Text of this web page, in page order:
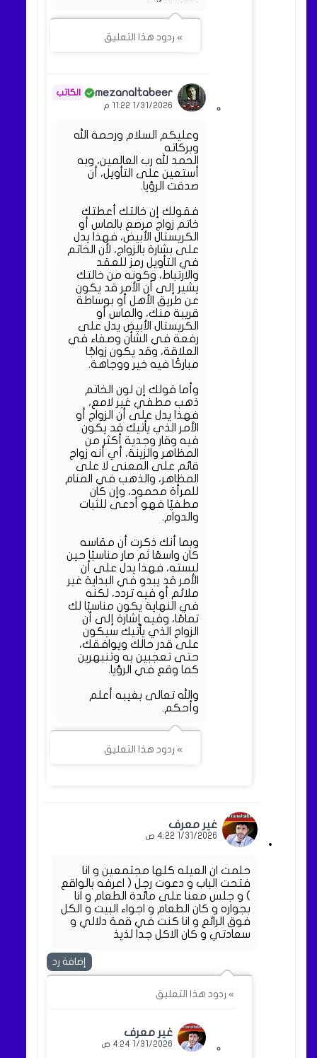
» ردود هذا التعليق
mezanaltabeer
1/31/2026 11:22 م
وعليكم السلام ورحمة الله
وبركاته
الحمد لله رب العالمين، وبه
أستعين على التأويل، أن
صدقت الرؤيا.
فقولك إن خالتك أعطتك
خاتم زواج مرصع بالماس أو
الكريستال الأبيض، فهذا يدل
على بشارة بالزواج، لأن الخاتم
في التأويل رمز للعقد
والارتباط، وكونه من خالتك
يشير إلى أن الأمر قد يكون
عن طريق الأهل أو بوساطة
قريبة منك، والماس أو
الكريستال الأبيض يدل على
رفعة في الشأن وصفاء في
العلاقة، وقد يكون زواجًا
مباركًا فيه خير ووجاهة.
وأما قولك إن لون الخاتم
ذهب مطفي غير لامع،
فهذا يدل على أن الزواج أو
الأمر الذي يأتيك قد يكون
فيه وقار وجدية أكثر من
المظاهر والزينة، أي أنه زواج
قائم على المعنى لا على
المظاهر، والذهب في المنام
للمرأة محمود، وإن كان
مطفيًا فهو أدعى للثبات
والدوام.
وبما أنك ذكرت أن مقاسه
كان واسعًا ثم صار مناسبًا حين
لبسته، فهذا يدل على أن
الأمر قد يبدو في البداية غير
ملائم أو فيه تردد، لكنه
في النهاية يكون مناسبًا لك
تمامًا، وفيه إشارة إلى أن
الزواج الذي يأتيك سيكون
على قدر حالك ويوافقك،
حتى تعجبين به وتنبهرين
كما وقع في الرؤيا.
والله تعالى بغيبه أعلم
وأحكم.
» ردود هذا التعليق
غير معرف
1/31/2026 4:22 ص
حلمت ان العيله كلها مجتمعين و انا
فتحت الباب و دعوت رجل ( اعرفه بالواقع
) و جلس معنا على مائدة الطعام و انا
بجواره و كان الطعام و اجواء البيت و الكل
فوق الرائع و انا كنت في قمة دلالي و
سعادتي و كان الاكل جدا لذيذ
إضافة رد
» ردود هذا التعليق
غير معرف
1/31/2026 4:24 ص